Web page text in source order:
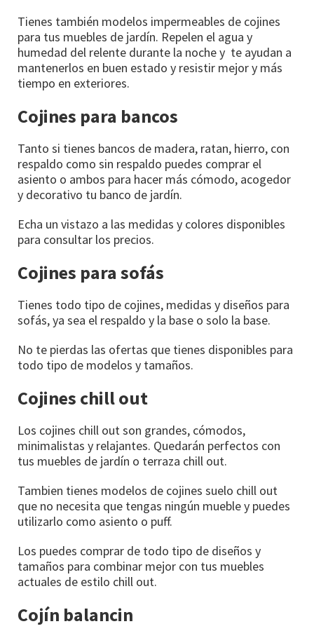
Tienes también modelos impermeables de cojines
para tus muebles de jardín. Repelen el agua y
humedad del relente durante la noche y te ayudan a
mantenerlos en buen estado y resistir mejor y más
tiempo en exteriores.
Cojines para bancos
Tanto si tienes bancos de madera, ratan, hierro, con
respaldo como sin respaldo puedes comprar el
asiento o ambos para hacer más cómodo, acogedor
y decorativo tu banco de jardín.
Echa un vistazo a las medidas y colores disponibles
para consultar los precios.
Cojines para sofás
Tienes todo tipo de cojines, medidas y diseños para
sofás, ya sea el respaldo y la base o solo la base.
No te pierdas las ofertas que tienes disponibles para
todo tipo de modelos y tamaños.
Cojines chill out
Los cojines chill out son grandes, cómodos,
minimalistas y relajantes. Quedarán perfectos con
tus muebles de jardín o terraza chill out.
Tambien tienes modelos de cojines suelo chill out
que no necesita que tengas ningún mueble y puedes
utilizarlo como asiento o puff.
Los puedes comprar de todo tipo de diseños y
tamaños para combinar mejor con tus muebles
actuales de estilo chill out.
Cojín balancin